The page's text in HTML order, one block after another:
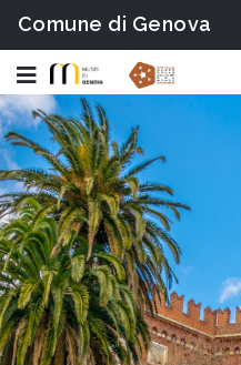
Comune di Genova